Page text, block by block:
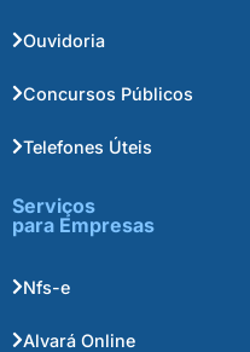
Ouvidoria
Concursos Públicos
Telefones Úteis
Serviços
para Empresas
Nfs-e
Alvará Online